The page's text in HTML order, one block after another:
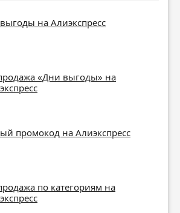
на Алиэкспресс
«Дни выгоды» на
промокод на Алиэкспресс
по категориям на